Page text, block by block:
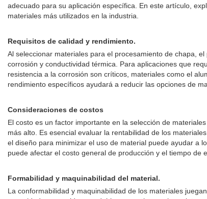
adecuado para su aplicación específica. En este artículo,
materiales más utilizados en la industria.
Requisitos de calidad y rendimiento.
Al seleccionar materiales para el procesamiento de chapa,
corrosión y conductividad térmica. Para aplicaciones que
resistencia a la corrosión son críticos, materiales como el
rendimiento específicos ayudará a reducir las opciones de
Consideraciones de costos
El costo es un factor importante en la selección de
más alto. Es esencial evaluar la rentabilidad de los
el diseño para minimizar el uso de material puede ayudar a
puede afectar el costo general de producción y el tiempo de
Formabilidad y maquinabilidad del material.
La conformabilidad y maquinabilidad de los materiales